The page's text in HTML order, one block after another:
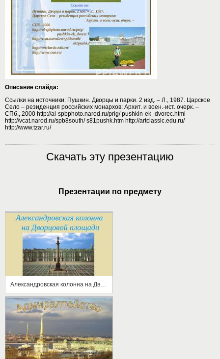
Описание слайда:
Ссылки на источники: Пушкин. Дворцы и парки. 2 изд. – Л., 1987. Царское
Село – резиденция российских монархов: Архит. и воен.-ист. очерк. –
СПб., 2000 http://al-spbphoto.narod.ru/prig/ pushkin-ek_dvorec.html
http://vcat.narod.ru/spb8south/ s81pushk.htm http://artclassic.edu.ru/
http://www.tzar.ru/
Скачать эту презентацию
Презентации по предмету